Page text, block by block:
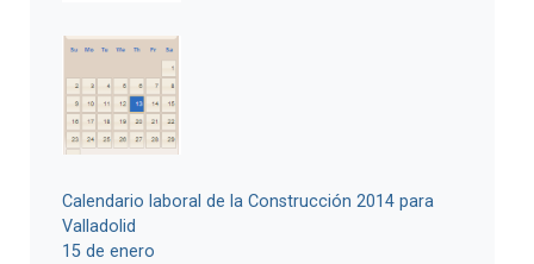
Calendario laboral de la Construcción 2014 para
Valladolid
15 de enero